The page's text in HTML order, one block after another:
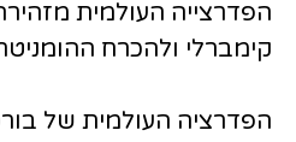
קימברלי ולהכרח